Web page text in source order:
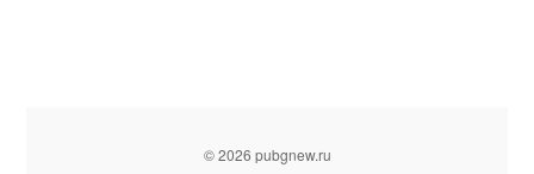
© 2026 pubgnew.ru